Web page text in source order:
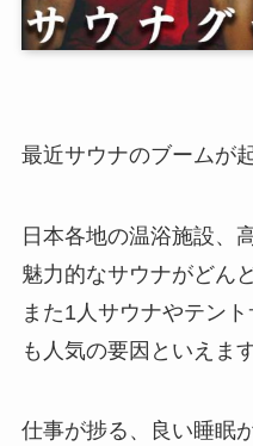
最近サウナのブームが
日本各地の温浴施設、
魅力的なサウナがどん
また1人サウナやテン
も人気の要因といえま
仕事が捗る、良い睡眠